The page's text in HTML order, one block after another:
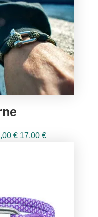
€ El
17,00€El